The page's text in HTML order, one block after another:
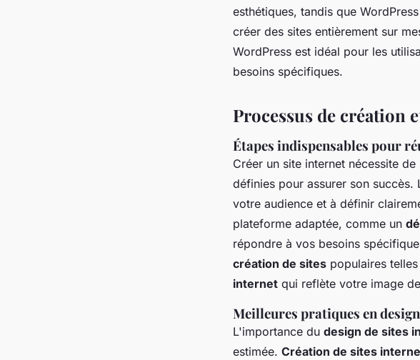
esthétiques, tandis que
créer des sites entièrement sur
WordPress est idéal pour les
besoins spécifiques.
Processus de création
Étapes indispensables pour
Créer un site internet nécessite de
définies pour assurer son
votre audience et à définir
plateforme adaptée, comme un
répondre à vos besoins
création de sites populaires
internet qui reflète votre image
Meilleures pratiques en
L'importance du design de sites
estimée. Création de sites